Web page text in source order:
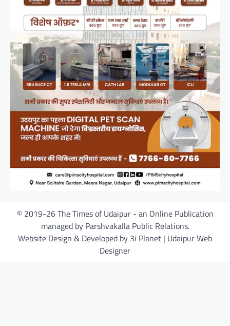
© 2019-26 The Times of Udaipur - an Online Publication
managed by Parshvakalla Public Relations.
Website Design & Developed by 3i Planet | Udaipur Web
Designer